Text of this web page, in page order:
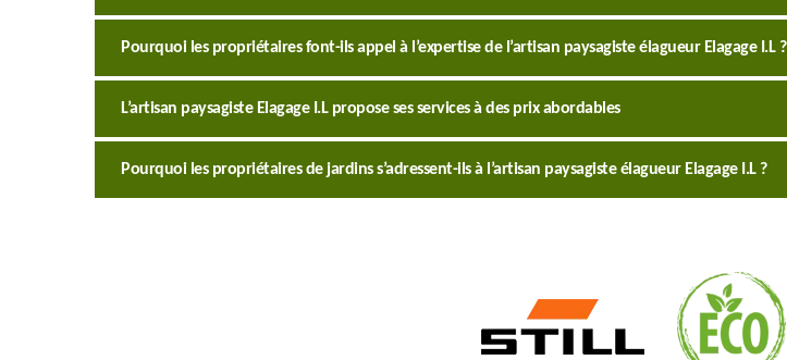
Pourquoi les propriétaires font-ils appel à l’expertise de l’artisan paysagiste élagueur Elagage I.L ?
L’artisan paysagiste Elagage I.L propose ses services à des prix abordables
Pourquoi les propriétaires de jardins s’adressent-ils à l’artisan paysagiste élagueur Elagage I.L ?